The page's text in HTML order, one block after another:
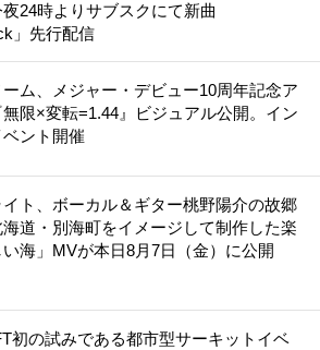
24時よりサブスクにて新曲
」先行配信
ーム、メジャー・デビュー10周年記念ア
無限×変転=1.44』ビジュアル公開。イン
ント開催
ト、ボーカル＆ギター桃野陽介の故郷
道・別海町をイメージして制作した楽
海」MVが本日8月7日（金）に公開
初の試みである都市型サーキットイベ